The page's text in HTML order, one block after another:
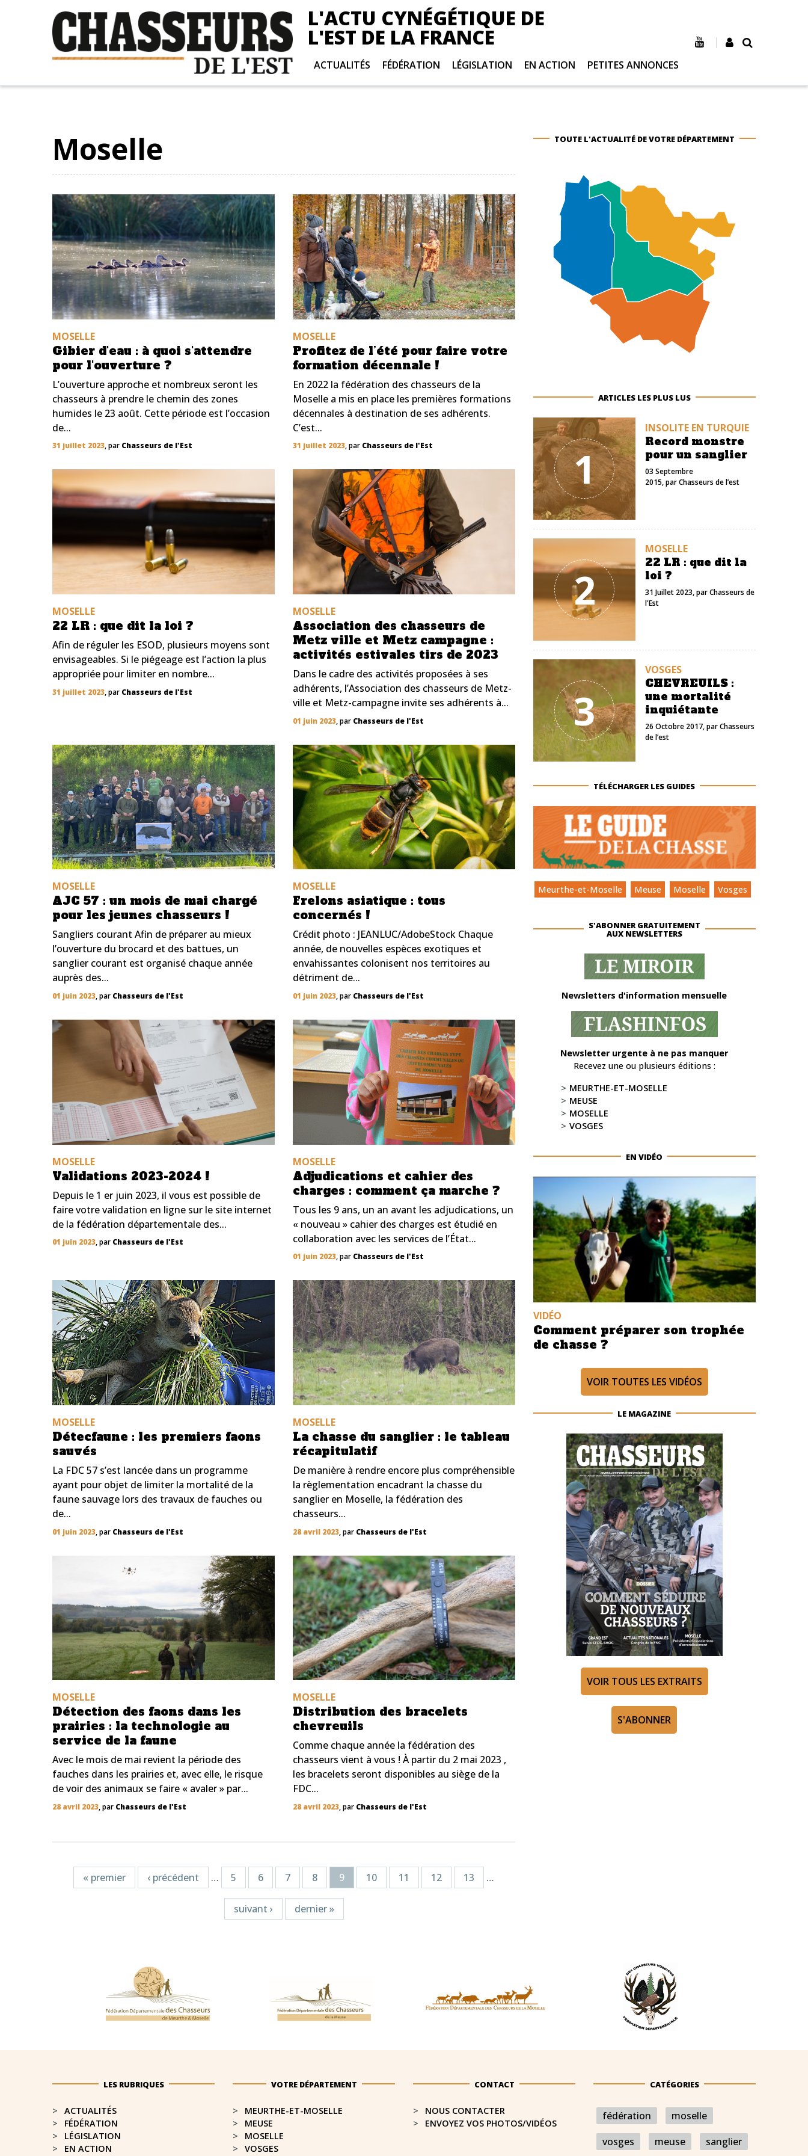
L'ACTU CYNÉGÉTIQUE DE
L'EST DE LA FRANCE
ACTUALITÉS FÉDÉRATION LÉGISLATION EN ACTION PETITES ANNONCES
Moselle
MOSELLE
Gibier d'eau : à quoi s'attendre
pour l'ouverture ?
L’ouverture approche et nombreux seront les
chasseurs à prendre le chemin des zones
humides le 23 août. Cette période est l’occasion
de...
31 juillet 2023, par Chasseurs de l'Est
MOSELLE
Profitez de l’été pour faire votre
formation décennale !
En 2022 la fédération des chasseurs de la
Moselle a mis en place les premières formations
décennales à destination de ses adhérents.
C’est...
31 juillet 2023, par Chasseurs de l'Est
MOSELLE
22 LR : que dit la loi ?
Afin de réguler les ESOD, plusieurs moyens sont
envisageables. Si le piégeage est l’action la plus
appropriée pour limiter en nombre...
31 juillet 2023, par Chasseurs de l'Est
MOSELLE
Association des chasseurs de
Metz ville et Metz campagne :
activités estivales tirs de 2023
Dans le cadre des activités proposées à ses
adhérents, l’Association des chasseurs de Metz-
ville et Metz-campagne invite ses adhérents à...
01 juin 2023, par Chasseurs de l'Est
MOSELLE
AJC 57 : un mois de mai chargé
pour les jeunes chasseurs !
Sangliers courant Afin de préparer au mieux
l’ouverture du brocard et des battues, un
sanglier courant est organisé chaque année
auprès des...
01 juin 2023, par Chasseurs de l'Est
MOSELLE
Frelons asiatique : tous
concernés !
Crédit photo : JEANLUC/AdobeStock Chaque
année, de nouvelles espèces exotiques et
envahissantes colonisent nos territoires au
détriment de...
01 juin 2023, par Chasseurs de l'Est
MOSELLE
Validations 2023-2024 !
Depuis le 1 er juin 2023, il vous est possible de
faire votre validation en ligne sur le site internet
de la fédération départementale des...
01 juin 2023, par Chasseurs de l'Est
MOSELLE
Adjudications et cahier des
charges : comment ça marche ?
Tous les 9 ans, un an avant les adjudications, un
« nouveau » cahier des charges est étudié en
collaboration avec les services de l’État...
01 juin 2023, par Chasseurs de l'Est
MOSELLE
Détecfaune : les premiers faons
sauvés
La FDC 57 s’est lancée dans un programme
ayant pour objet de limiter la mortalité de la
faune sauvage lors des travaux de fauches ou
de...
01 juin 2023, par Chasseurs de l'Est
MOSELLE
La chasse du sanglier : le tableau
récapitulatif
De manière à rendre encore plus compréhensible
la règlementation encadrant la chasse du
sanglier en Moselle, la fédération des
chasseurs...
28 avril 2023, par Chasseurs de l'Est
MOSELLE
Détection des faons dans les
prairies : la technologie au
service de la faune
Avec le mois de mai revient la période des
fauches dans les prairies et, avec elle, le risque
de voir des animaux se faire « avaler » par...
28 avril 2023, par Chasseurs de l'Est
MOSELLE
Distribution des bracelets
chevreuils
Comme chaque année la fédération des
chasseurs vient à vous ! À partir du 2 mai 2023 ,
les bracelets seront disponibles au siège de la
FDC...
28 avril 2023, par Chasseurs de l'Est
« premier ‹ précédent … 5 6 7 8 9 10 11 12 13 …
suivant › dernier »
TOUTE L'ACTUALITÉ DE VOTRE DÉPARTEMENT
ARTICLES LES PLUS LUS
1
INSOLITE EN TURQUIE
Record monstre
pour un sanglier
03 Septembre
2015, parChasseurs de l’est
2
MOSELLE
22 LR : que dit la
loi ?
31 Juillet 2023, parChasseurs de
l'Est
3
VOSGES
CHEVREUILS :
une mortalité
inquiétante
26 Octobre 2017, parChasseurs
de l’est
TÉLÉCHARGER LES GUIDES
Meurthe-et-Moselle Meuse Moselle Vosges
S'ABONNER GRATUITEMENT
AUX NEWSLETTERS
Newsletters d'information mensuelle
Newsletter urgente à ne pas manquer
Recevez une ou plusieurs éditions :
MEURTHE-ET-MOSELLE
MEUSE
MOSELLE
VOSGES
EN VIDÉO
VIDÉO
Comment préparer son trophée
de chasse ?
VOIR TOUTES LES VIDÉOS
LE MAGAZINE
VOIR TOUS LES EXTRAITS
S'ABONNER
LES RUBRIQUES
ACTUALITÉS
FÉDÉRATION
LÉGISLATION
EN ACTION
VOTRE DÉPARTEMENT
MEURTHE-ET-MOSELLE​
MEUSE
MOSELLE
VOSGES
CONTACT
NOUS CONTACTER
ENVOYEZ VOS PHOTOS/VIDÉOS
CATÉGORIES
fédération
moselle
vosges
meuse sanglier